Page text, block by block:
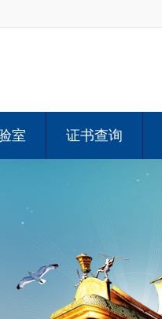
室 证书查询